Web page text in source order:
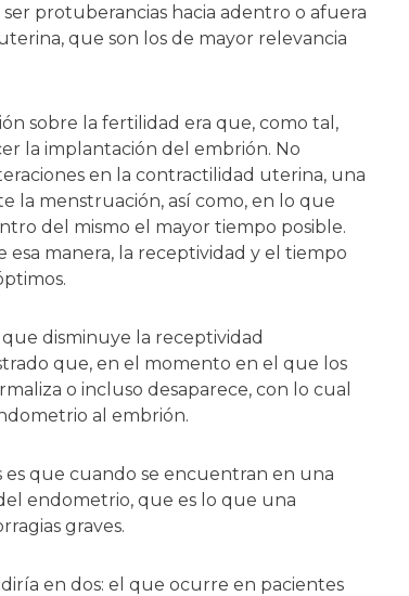
protuberancias hacia adentro o afuera
que son los de mayor relevancia
sobre la fertilidad era que, como tal,
la implantación del embrión. No
en la contractilidad uterina, una
la menstruación, así como, en lo que
del mismo el mayor tiempo posible.
manera, la receptividad y el tiempo
que disminuye la receptividad
que, en el momento en el que los
o incluso desaparece, con lo cual
al embrión.
que cuando se encuentran en una
endometrio, que es lo que una
graves.
en dos: el que ocurre en pacientes